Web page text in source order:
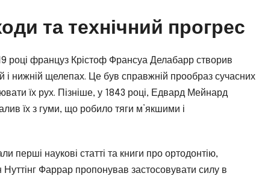
та технічний прогрес
році француз Крістоф Франсуа Делабарр створив
і нижній щелепах. Це був справжній прообраз сучасних
їх рух. Пізніше, у 1843 році, Едвард Мейнард
їх з гуми, що робило тяги м’якшими і
перші наукові статті та книги про ортодонтію,
Фаррар пропонував застосовувати силу в